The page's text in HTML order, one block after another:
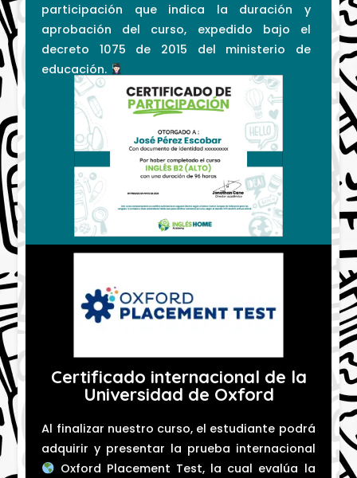
participación que indica la duración y
aprobación del curso, expedido bajo el
decreto 1075 de 2015 del ministerio de
educación.
Certificado internacional de la
Universidad de Oxford
Al finalizar nuestro curso, el estudiante podrá
adquirir y presentar la prueba internacional
Oxford Placement Test, la cual evalúa la